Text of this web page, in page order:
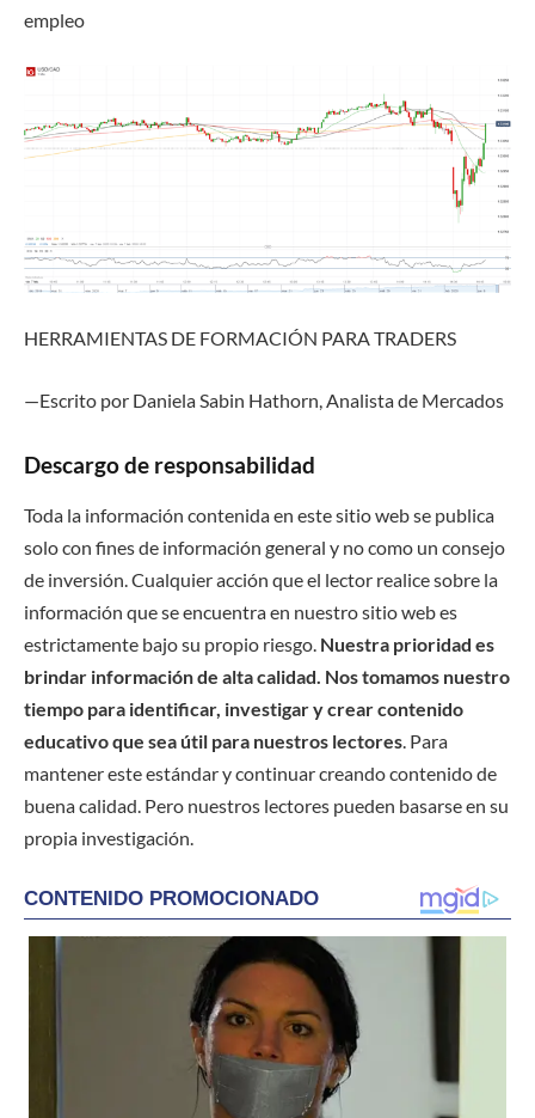
empleo
HERRAMIENTAS DE FORMACIÓN PARA TRADERS
—Escrito por Daniela Sabin Hathorn, Analista de Mercados
Descargo de responsabilidad
Toda la información contenida en este sitio web se publica
solo con fines de información general y no como un consejo
de inversión. Cualquier acción que el lector realice sobre la
información que se encuentra en nuestro sitio web es
estrictamente bajo su propio riesgo. Nuestra prioridad es
brindar información de alta calidad. Nos tomamos nuestro
tiempo para identificar, investigar y crear contenido
educativo que sea útil para nuestros lectores. Para
mantener este estándar y continuar creando contenido de
buena calidad. Pero nuestros lectores pueden basarse en su
propia investigación.